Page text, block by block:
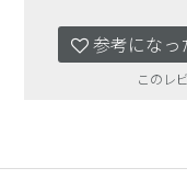
参考になっ
このレ